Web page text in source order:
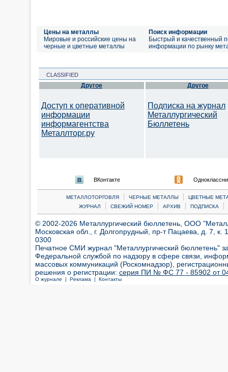
Цены на металлы
Мировые и российские цены на
черные и цветные металлы
Поиск информации
Быстрый и качественный
информации по рынку
CLASSIFIED
Другое
Доступ к оперативной
информации
информагентства
Металлторг.ру
Другое
Подписка на журнал
Металлургический
Бюллетень
ВКонтакте
МЕТАЛЛОТОРГОВЛЯ | ЧЕРНЫЕ МЕТАЛЛЫ |
ЦВЕТНЫЕ
ЖУРНАЛ
| СВЕЖИЙ НОМЕР | АРХИВ | ПОДПИСКА |
© 2002-2026 Металлургический бюллетень, ООО
Московская обл., г. Долгопрудный, пр-т Пацаева, д. 7,
0300
Печатное СМИ журнал "Металлургический бюллетень"
Федеральной службой по надзору в сфере связи,
массовых коммуникаций (Роскомнадзор),
решения о регистрации: серия ПИ № ФС 77 - 85902 от 04
О журнале | Реклама | Контакты